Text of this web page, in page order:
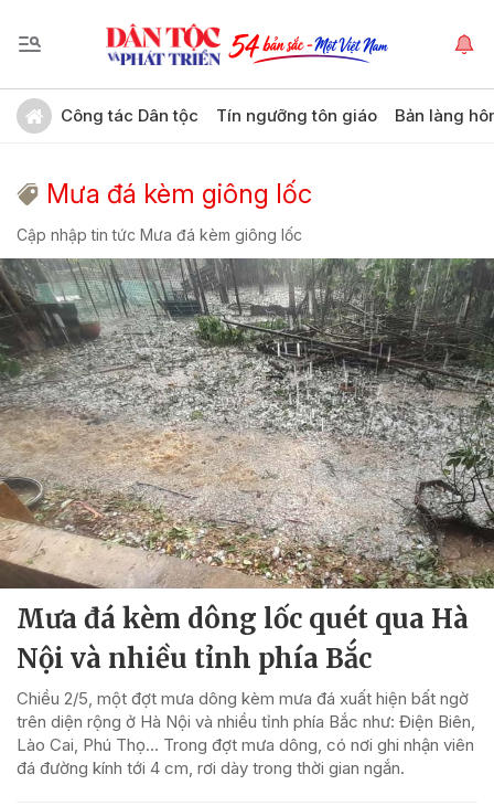
Công tác Dân tộc Tín ngưỡng tôn giáo Bản làng
Mưa đá kèm giông lốc
Cập nhập tin tức Mưa đá kèm giông lốc
Mưa đá kèm dông lốc quét qua Hà
Nội và nhiều tỉnh phía Bắc
Chiều 2/5, một đợt mưa dông kèm mưa đá xuất hiện bất ngờ
trên diện rộng ở Hà Nội và nhiều tỉnh phía Bắc như: Điện Biên,
Lào Cai, Phú Thọ… Trong đợt mưa dông, có nơi ghi nhận viên
đá đường kính tới 4 cm, rơi dày trong thời gian ngắn.